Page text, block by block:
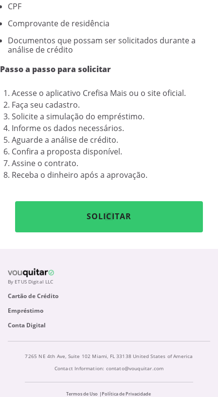
CPF
Comprovante de residência
Documentos que possam ser solicitados durante a
análise de crédito
Passo a passo para solicitar
Acesse o aplicativo Crefisa Mais ou o site oficial.
Faça seu cadastro.
Solicite a simulação do empréstimo.
Informe os dados necessários.
Aguarde a análise de crédito.
Confira a proposta disponível.
Assine o contrato.
Receba o dinheiro após a aprovação.
SOLICITAR
By ETUS Digital LLC
Cartão de Crédito
Empréstimo
Conta Digital
7265 NE 4th Ave, Suite 102 Miami, FL 33138 United States of America
Contact Information: contato@vouquitar.com
Termos de Uso Política de Privacidade